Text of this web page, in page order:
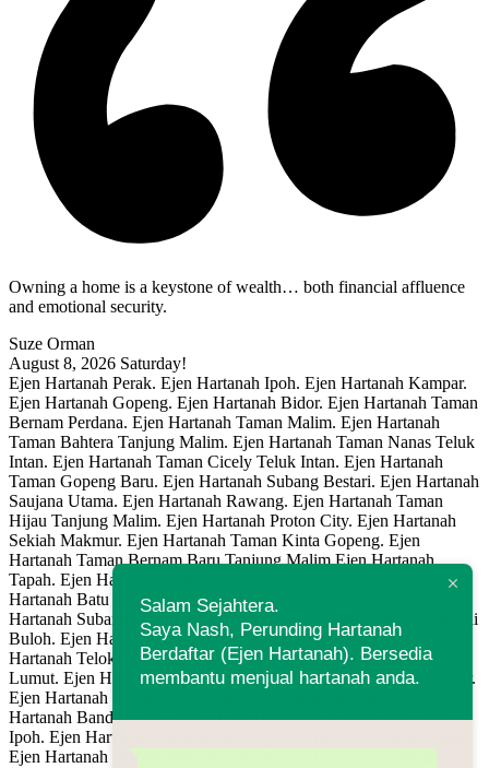
Owning a home is a keystone of wealth… both financial affluence
and emotional security.
Suze Orman
August 8, 2026 Saturday!
Ejen Hartanah Perak. Ejen Hartanah Ipoh. Ejen Hartanah Kampar.
Ejen Hartanah Gopeng. Ejen Hartanah Bidor. Ejen Hartanah Taman
Bernam Perdana. Ejen Hartanah Taman Malim. Ejen Hartanah
Taman Bahtera Tanjung Malim. Ejen Hartanah Taman Nanas Teluk
Intan. Ejen Hartanah Taman Cicely Teluk Intan. Ejen Hartanah
Taman Gopeng Baru. Ejen Hartanah Subang Bestari. Ejen Hartanah
Saujana Utama. Ejen Hartanah Rawang. Ejen Hartanah Taman
Hijau Tanjung Malim. Ejen Hartanah Proton City. Ejen Hartanah
Sekiah Makmur. Ejen Hartanah Taman Kinta Gopeng. Ejen
Hartanah Taman Bernam Baru Tanjung Malim.Ejen Hartanah
Tapah. Ejen Hartanah Berdaftar. Ejen Hartanah Klebang. Ejen
Hartanah Batu Gajah. Ejen Hartanah Tanjung Malim. Ejen
Hartanah Subang. Ejen Hartanah Shah Alam. Ejen Hartanah Sungai
Buloh. Ejen Hartanah Simpang Pulai. Ejen Hartanah Lahat. Ejen
Hartanah Telok Intan. Ejen Hartanah Manjung. Ejen Hartanah
Lumut. Ejen Hartanah Seri Iskandar. Ejen Hartanah Kuala Kangsar.
Ejen Hartanah Taiping. Ejen Hartanah Kuala Lumpur. Ejen
Hartanah Bandar Seri Botani. Ejen Hartanah Bandar Baru Meru
Ipoh. Ejen Hartanah Klebang Ipoh. Ejen Hartanah Ulu Kinta Ipoh.
Ejen Hartanah Manjoi Ipoh. Ejen Hartanah Tanjung Rambutan
Salam Sejahtera.
Saya Nash, Perunding Hartanah
Berdaftar (Ejen Hartanah). Bersedia
membantu menjual hartanah anda.